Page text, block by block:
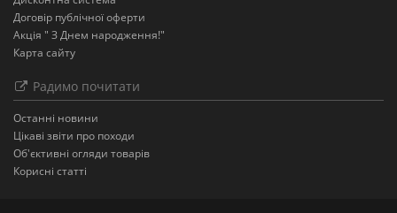
Договір публічної оферти
Акція " З Днем народження!"
Карта сайту
Радимо почитати
Останнi новини
Цікаві звіти про походи
Об'єктивні огляди товарів
Корисні статті